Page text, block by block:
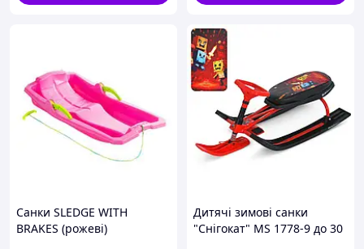
Санки SLEDGE WITH
BRAKES (рожеві)
Дитячі зимові санки
"Снігокат" MS 1778-9 до 30